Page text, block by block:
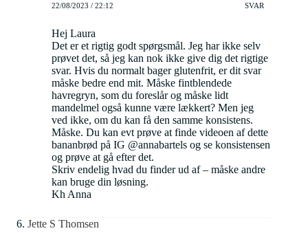
22/08/2023 / 22:12 SVAR
Hej Laura
Det er et rigtig godt spørgsmål. Jeg har ikke selv
prøvet det, så jeg kan nok ikke give dig det rigtige
svar. Hvis du normalt bager glutenfrit, er dit svar
måske bedre end mit. Måske fintblendede
havregryn, som du foreslår og måske lidt
mandelmel også kunne være lækkert? Men jeg
ved ikke, om du kan få den samme konsistens.
Måske. Du kan evt prøve at finde videoen af dette
bananbrød på IG @annabartels og se konsistensen
og prøve at gå efter det.
Skriv endelig hvad du finder ud af – måske andre
kan bruge din løsning.
Kh Anna
Jette S Thomsen